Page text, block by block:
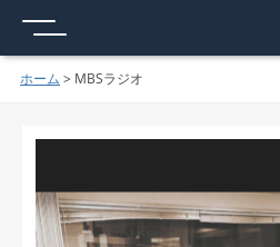
ホーム > MBSラジオ